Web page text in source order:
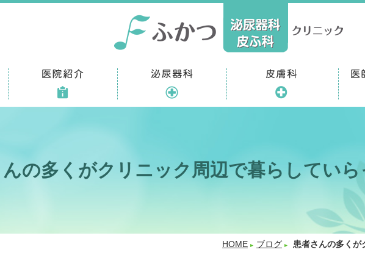
の多くがクリニック周辺で暮らしてい
HOME ブログ 患者さんの多くが